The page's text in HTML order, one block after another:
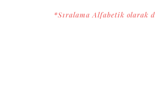
*Sıralama Alfabetik olarak